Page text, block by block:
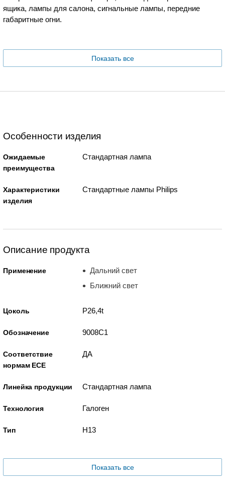
ящика, лампы для салона, сигнальные лампы, передние
габаритные огни.
Показать все
Особенности изделия
Ожидаемые
преимущества
Стандартная лампа
Характеристики
изделия
Стандартные лампы Philips
Описание продукта
Применение
Дальний свет
Ближний свет
Цоколь P26,4t
Обозначение 9008C1
Соответствие
нормам ECE
ДА
Линейка продукции Стандартная лампа
Технология Галоген
Тип H13
Показать все